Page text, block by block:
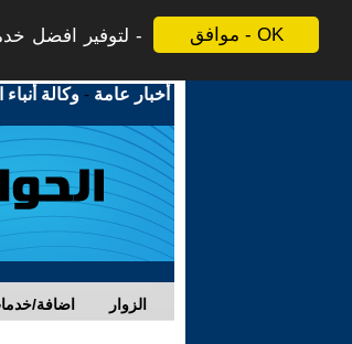
موافق - OK
لتوفير افضل
أخبار عامة -وكالة أنباء
اضافة/ الزوار